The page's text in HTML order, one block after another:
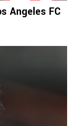
Angeles FC